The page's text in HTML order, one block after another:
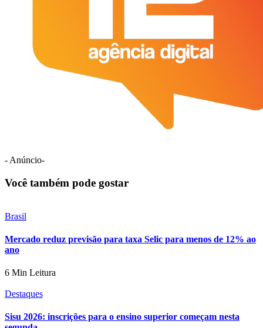
- Anúncio-
Você também pode gostar
Brasil
Mercado reduz previsão para taxa Selic para menos de 12% ao
ano
6 Min Leitura
Destaques
Sisu 2026: inscrições para o ensino superior começam nesta